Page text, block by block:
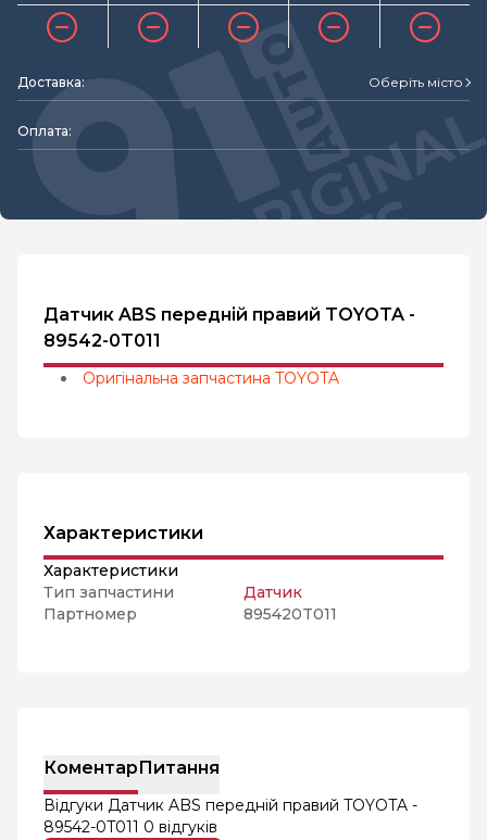
Доставка: Оберіть місто
Оплата:
Датчик ABS передній правий TOYOTA -
89542-0T011
Оригінальна запчастина TOYOTA
Характеристики
Характеристики
Тип запчастини
Датчик
Партномер
895420T011
КоментарПитання
Відгуки Датчик ABS передній правий TOYOTA -
89542-0T011 0 відгуків